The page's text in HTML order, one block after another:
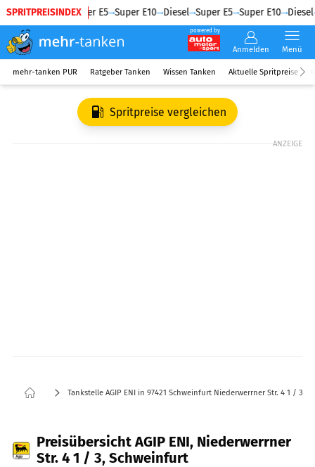
SPRITPREISINDEX
Diesel Super E5 Super E10 Diesel Super E5 Super E10 Diesel
powered by
Anmelden Menü
mehr-tanken PUR Ratgeber Tanken Wissen Tanken Aktuelle Spritpreise
Spritpreise vergleichen
ANZEIGE
Tankstelle AGIP ENI in 97421 Schweinfurt Niederwerrner Str. 4 1 / 3
Preisübersicht AGIP ENI, Niederwerrner
Str. 4 1 / 3, Schweinfurt